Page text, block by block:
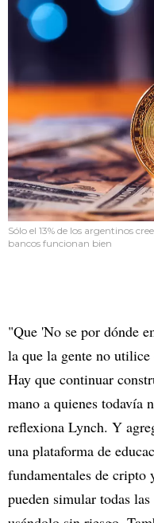
Sólo el 13% de los argentinos
bancos funcionan bien
"Que 'No se por dónde
la que la gente no
Hay que continuar
mano a quienes todavía
reflexiona Lynch. Y
una plataforma de
fundamentales de cripto
pueden simular todas